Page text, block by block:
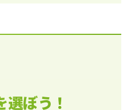
ぼう！